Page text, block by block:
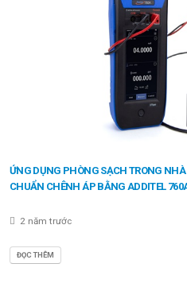
ỨNG DỤNG PHÒNG SẠCH TRONG
CHUẨN CHÊNH ÁP BẰNG ADDITEL
2 năm trước
ĐỌC THÊM